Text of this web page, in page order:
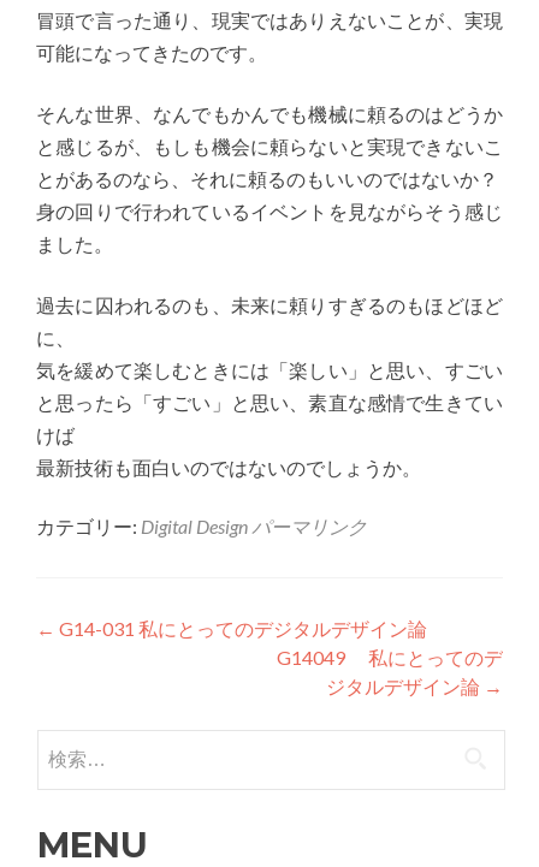
冒頭で言った通り、現実ではありえないことが、実現
可能になってきたのです。
そんな世界、なんでもかんでも機械に頼るのはどうか
と感じるが、もしも機会に頼らないと実現できないこ
とがあるのなら、それに頼るのもいいのではないか？
身の回りで行われているイベントを見ながらそう感じ
ました。
過去に囚われるのも、未来に頼りすぎるのもほどほど
に、
気を緩めて楽しむときには「楽しい」と思い、すごい
と思ったら「すごい」と思い、素直な感情で生きてい
けば
最新技術も面白いのではないのでしょうか。
カテゴリー: Digital Design パーマリンク
投稿ナビゲーション
← G14-031 私にとってのデジタルデザイン論
G14049 私にとってのデ
ジタルデザイン論 →
検索:
MENU